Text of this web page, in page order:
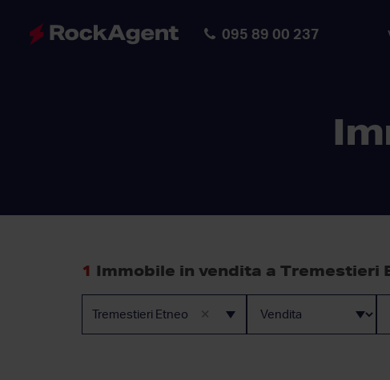
095 89 00 237
1 Immobile in vendita a Tremestieri
×
Tremestieri Etneo